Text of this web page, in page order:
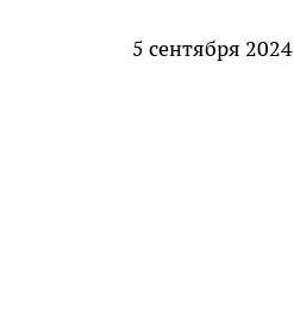
5 сентября 2024